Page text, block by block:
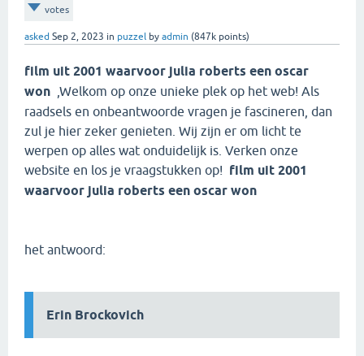
votes
asked Sep 2, 2023 in puzzel by admin (847k points)
film uit 2001 waarvoor julia roberts een oscar
won ,Welkom op onze unieke plek op het web! Als
raadsels en onbeantwoorde vragen je fascineren, dan
zul je hier zeker genieten. Wij zijn er om licht te
werpen op alles wat onduidelijk is. Verken onze
website en los je vraagstukken op! film uit 2001
waarvoor julia roberts een oscar won
het antwoord:
Erin Brockovich